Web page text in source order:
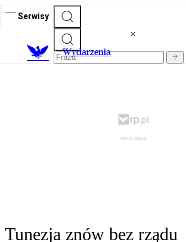
Serwisy
Wydarzenia
Tunezja znów bez rządu